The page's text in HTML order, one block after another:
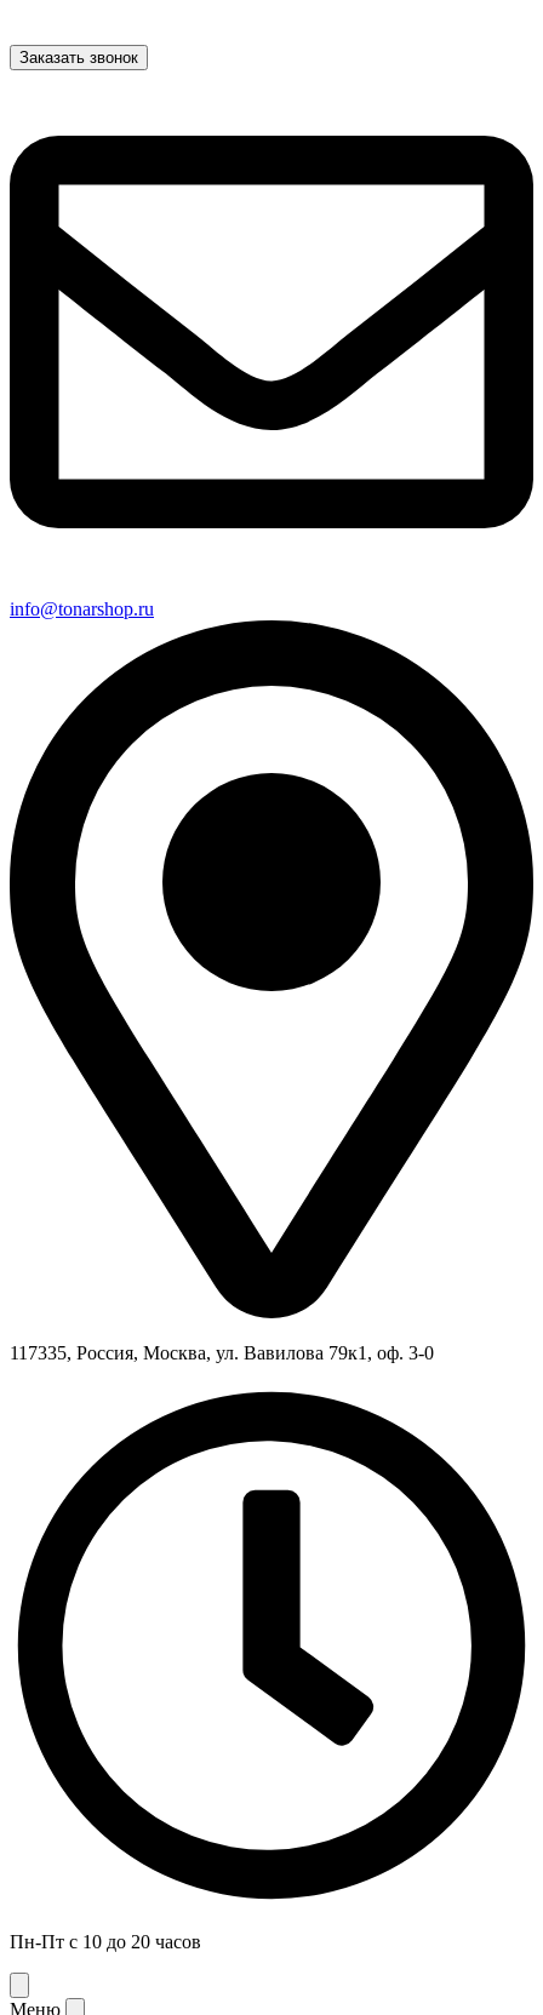
Заказать звонок
info@tonarshop.ru
117335, Россия, Москва, ул. Вавилова 79к1, оф. 3-0
Пн-Пт с 10 до 20 часов
Меню